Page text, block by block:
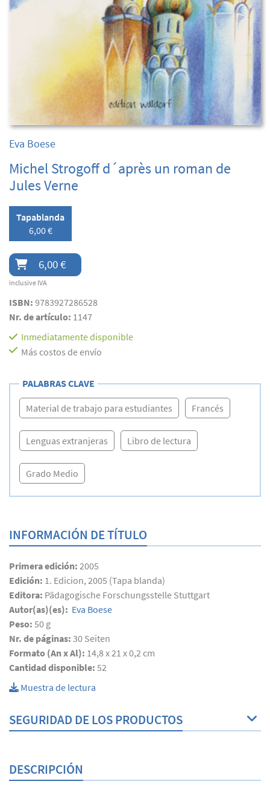
Eva Boese
Michel Strogoff d´après un roman de
Jules Verne
Tapablanda
6,00 €
6,00 €
inclusive IVA
ISBN: 9783927286528
Nr. de artículo: 1147
Inmediatamente disponible
Más costos de envío
PALABRAS CLAVE
Material de trabajo para estudiantes Francés
Lenguas extranjeras Libro de lectura
Grado Medio
INFORMACIÓN DE TÍTULO
Primera edición: 2005
Edición: 1. Edicion, 2005 (Tapa blanda)
Editora: Pädagogische Forschungsstelle Stuttgart
Autor(as)(es): Eva Boese
Peso: 50 g
Nr. de páginas: 30 Seiten
Formato (An x Al): 14,8 x 21 x 0,2 cm
Cantidad disponible: 52
Muestra de lectura
SEGURIDAD DE LOS PRODUCTOS
DESCRIPCIÓN